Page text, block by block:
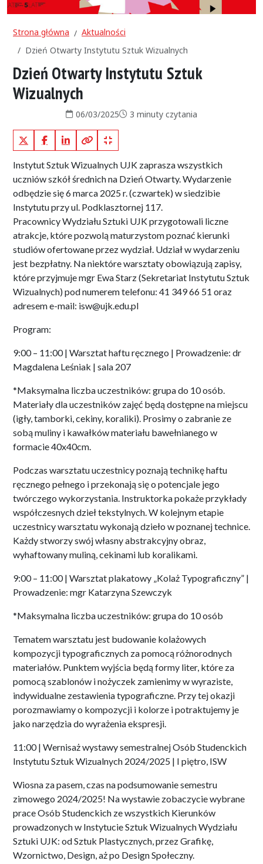
Strona główna
Aktualności
Dzień Otwarty Instytutu Sztuk Wizualnych
Dzień Otwarty Instytutu Sztuk
Wizualnych
Data publikacji:
06/03/2025Czas czytania:
3 minuty czytania
X (Twitter)FacebookLinkedInKopiuj pełny link
Kopiuj krótki link
Instytut Sztuk Wizualnych UJK zaprasza wszystkich
uczniów szkół średnich na Dzień Otwarty. Wydarzenie
odbędzie się 6 marca 2025 r. (czwartek) w siedzibie
Instytutu przy ul. Podklasztornej 117.
Pracownicy Wydziału Sztuki UJK przygotowali liczne
atrakcje, które pozwolą maturzystom poznać kierunki
studiów ofertowane przez wydział. Udział w wydarzeniu
jest bezpłatny. Na niektóre warsztaty obowiązują zapisy,
które przyjmuje mgr Ewa Starz (Sekretariat Instytutu Sztuk
Wizualnych) pod numerem telefonu: 41 349 66 51 oraz
adresem e-mail: isw@ujk.edu.pl
Program:
9:00 – 11:00 | Warsztat haftu ręcznego | Prowadzenie: dr
Magdalena Leśniak | sala 207
*Maksymalna liczba uczestników: grupa do 10 osób.
Materiały dla uczestników zajęć będą dostępne na miejscu
(igły, tamborki, cekiny, koraliki). Prosimy o zabranie ze
sobą muliny i kawałków materiału bawełnianego w
formacie 40x40cm.
Podczas warsztatu uczestnicy poznają technikę haftu
ręcznego pełnego i przekonają się o potencjale jego
twórczego wykorzystania. Instruktorka pokaże przykłady
współczesnych dzieł tekstylnych. W kolejnym etapie
uczestnicy warsztatu wykonają dzieło w poznanej technice.
Każdy stworzy swój własny abstrakcyjny obraz,
wyhaftowany muliną, cekinami lub koralikami.
9:00 – 11:00 | Warsztat plakatowy „Kolaż Typograficzny” |
Prowadzenie: mgr Katarzyna Szewczyk
*Maksymalna liczba uczestników: grupa do 10 osób
Tematem warsztatu jest budowanie kolażowych
kompozycji typograficznych za pomocą różnorodnych
materiałów. Punktem wyjścia będą formy liter, które za
pomocą szablonów i nożyczek zamienimy w wyraziste,
indywidualne zestawienia typograficzne. Przy tej okazji
porozmawiamy o kompozycji i kolorze i potraktujemy je
jako narzędzia do wyrażenia ekspresji.
11:00 | Wernisaż wystawy semestralnej Osób Studenckich
Instytutu Sztuk Wizualnych 2024/2025 | I piętro, ISW
Wiosna za pasem, czas na podsumowanie semestru
zimowego 2024/2025! Na wystawie zobaczycie wybrane
prace Osób Studenckich ze wszystkich Kierunków
prowadzonych w Instytucie Sztuk Wizualnych Wydziału
Sztuki UJK: od Sztuk Plastycznych, przez Grafikę,
Wzornictwo, Design, aż po Design Społeczny.